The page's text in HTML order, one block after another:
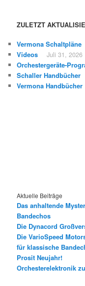
ZULETZT
Vermona Schaltpläne
Videos Juli 31, 2026
Orchestergeräte-
Schaller Handbücher
Vermona Handbücher
Aktuelle Beiträge
Das anhaltende
Bandechos
Die Dynacord
Die VarioSpeed
für klassische
Prosit Neujahr!
Orchesterelektronik